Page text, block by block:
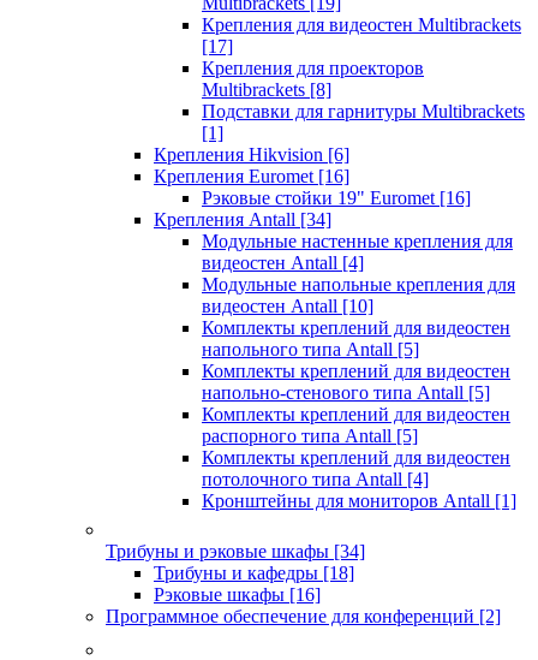
Крепления для видеостен Multibrackets
[17]
Крепления для проекторов
Multibrackets [8]
Подставки для гарнитуры Multibrackets
[1]
Крепления Hikvision [6]
Крепления Euromet [16]
Рэковые стойки 19" Euromet [16]
Крепления Antall [34]
Модульные настенные крепления для
видеостен Antall [4]
Модульные напольные крепления для
видеостен Antall [10]
Комплекты креплений для видеостен
напольного типа Antall [5]
Комплекты креплений для видеостен
напольно-стенового типа Antall [5]
Комплекты креплений для видеостен
распорного типа Antall [5]
Комплекты креплений для видеостен
потолочного типа Antall [4]
Кронштейны для мониторов Antall [1]
Трибуны и рэковые шкафы [34]
Трибуны и кафедры [18]
Рэковые шкафы [16]
Программное обеспечение для конференций [2]